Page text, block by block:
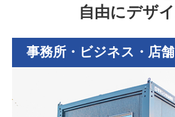
自由にデザ
事務所・ビジネス・店